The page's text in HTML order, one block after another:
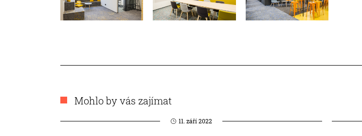
Mohlo by vás zajímat
11. září 2022